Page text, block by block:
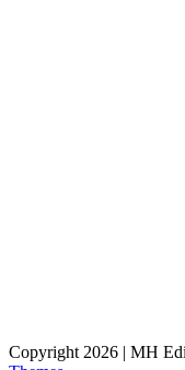
Copyright 2026 | MH